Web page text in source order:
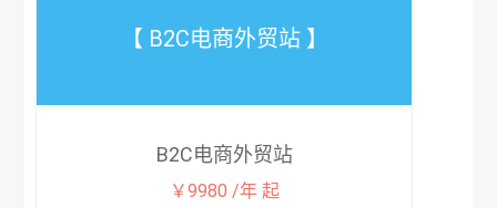
【 B2C电商外贸站 】
B2C电商外贸站
￥9980 /年 起